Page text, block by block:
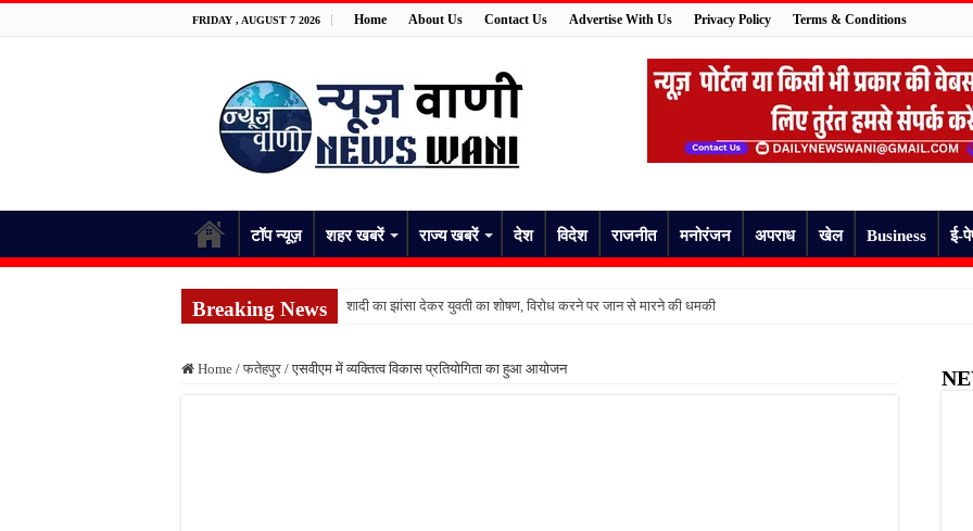
FRIDAY , AUGUST 7 2026 Home About Us Contact Us Advertise With Us Privacy Policy Terms & Conditions
टॉप न्यूज़ शहर खबरें राज्य खबरें देश विदेश राजनीत मनोरंजन अपराध खेल Business ई-
Breaking News शादी का झांसा देकर युवती का शोषण, विरोध करने पर जान से मारने की धमकी
जिला अस्पताल में ईसीजी से पहले बिगड़ी तबीयत, 55 वर्षीय व्यक्ति की अचानक मौत
Home / फतेहपुर / एसवीएम में व्यक्तित्व विकास प्रतियोगिता का हुआ आयोजन